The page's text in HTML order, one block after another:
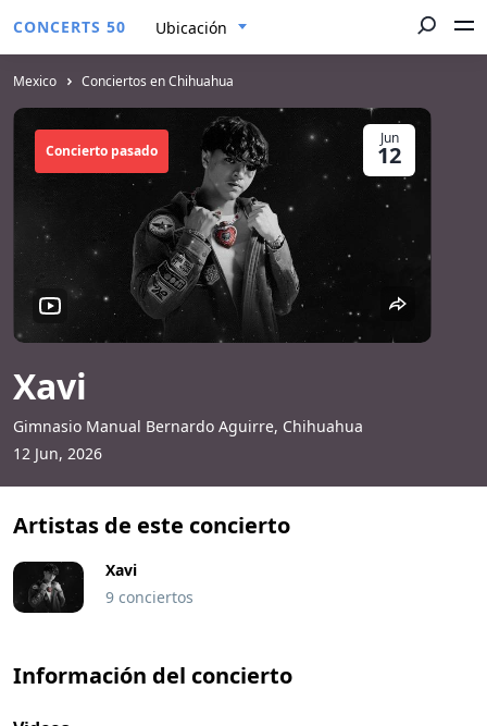
CONCERTS 50 Ubicación
Mexico Conciertos en Chihuahua
Xavi
12 Jun, 2026
Gimnasio Manual Bernardo Aguirre, Chihuahua
Jun
12
Concierto pasado
Artistas de este concierto
Xavi
9 conciertos
Información del concierto